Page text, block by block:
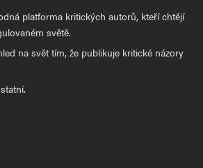
platforma kritických autorů, kteří chtějí
světě.
na svět tím, že publikuje kritické názory